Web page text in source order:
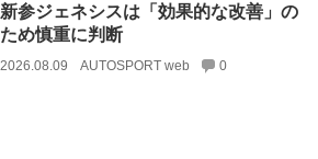
新参ジェネシスは「効果的な改善」の
ため慎重に判断
2026.08.09 AUTOSPORT web 0